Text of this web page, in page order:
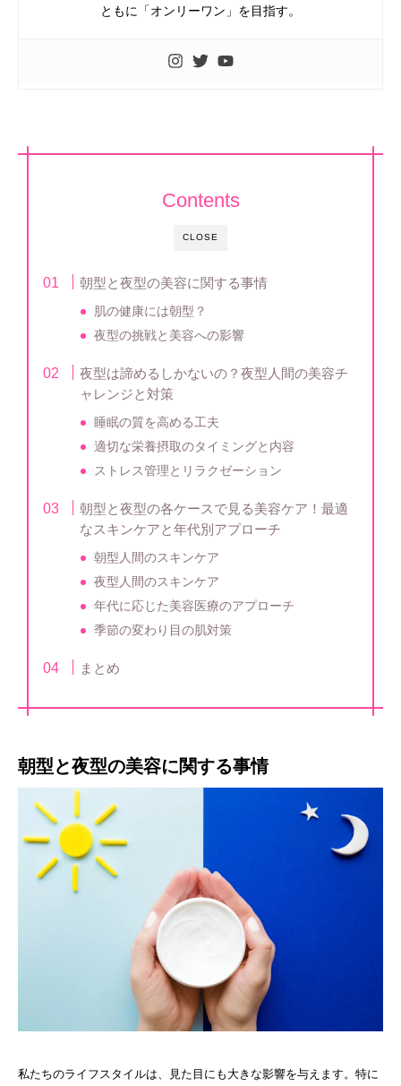
ともに「オンリーワン」を目指す。
CLOSE
Contents
朝型と夜型の美容に関する事情
肌の健康には朝型？
夜型の挑戦と美容への影響
夜型は諦めるしかないの？夜型人間の美容チ
ャレンジと対策
睡眠の質を高める工夫
適切な栄養摂取のタイミングと内容
ストレス管理とリラクゼーション
朝型と夜型の各ケースで見る美容ケア！最適
なスキンケアと年代別アプローチ
朝型人間のスキンケア
夜型人間のスキンケア
年代に応じた美容医療のアプローチ
季節の変わり目の肌対策
まとめ
朝型と夜型の美容に関する事情
私たちのライフスタイルは、見た目にも大きな影響を与えます。特に